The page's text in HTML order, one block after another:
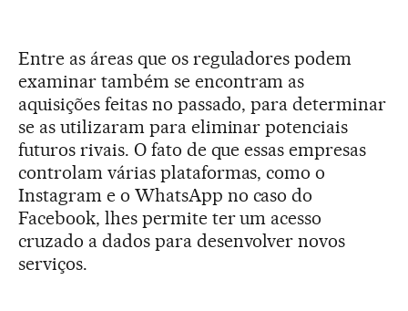
Entre as áreas que os reguladores podem
examinar também se encontram as
aquisições feitas no passado, para determinar
se as utilizaram para eliminar potenciais
futuros rivais. O fato de que essas empresas
controlam várias plataformas, como o
Instagram e o WhatsApp no caso do
Facebook, lhes permite ter um acesso
cruzado a dados para desenvolver novos
serviços.